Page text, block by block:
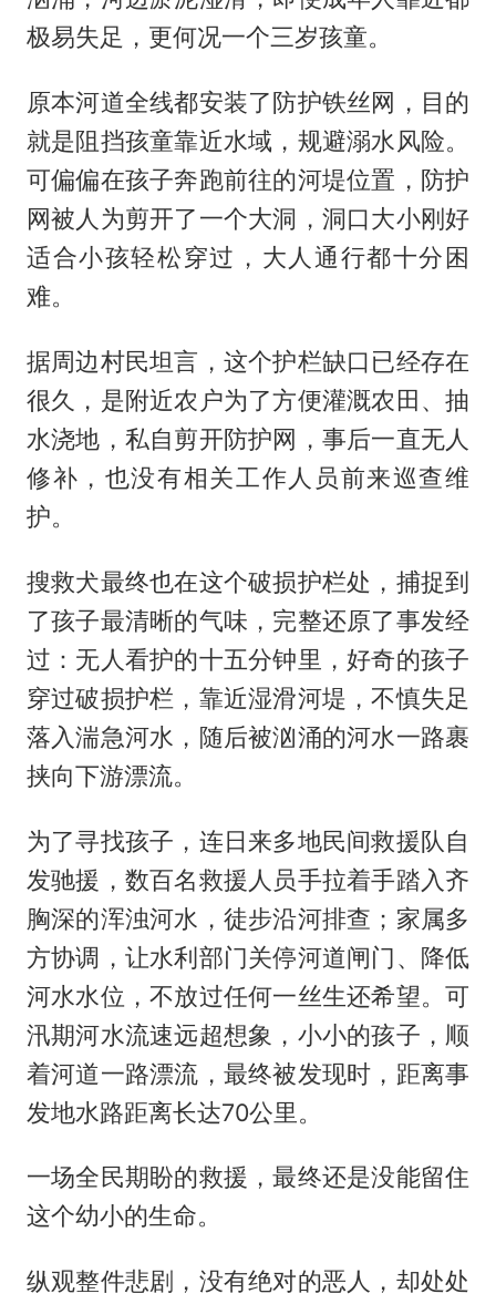
极易失足，更何况一个三岁孩童。
原本河道全线都安装了防护铁丝网，目的
就是阻挡孩童靠近水域，规避溺水风险。
可偏偏在孩子奔跑前往的河堤位置，防护
网被人为剪开了一个大洞，洞口大小刚好
适合小孩轻松穿过，大人通行都十分困
难。
据周边村民坦言，这个护栏缺口已经存在
很久，是附近农户为了方便灌溉农田、抽
水浇地，私自剪开防护网，事后一直无人
修补，也没有相关工作人员前来巡查维
护。
搜救犬最终也在这个破损护栏处，捕捉到
了孩子最清晰的气味，完整还原了事发经
过：无人看护的十五分钟里，好奇的孩子
穿过破损护栏，靠近湿滑河堤，不慎失足
落入湍急河水，随后被汹涌的河水一路裹
挟向下游漂流。
为了寻找孩子，连日来多地民间救援队自
发驰援，数百名救援人员手拉着手踏入齐
胸深的浑浊河水，徒步沿河排查；家属多
方协调，让水利部门关停河道闸门、降低
河水水位，不放过任何一丝生还希望。可
汛期河水流速远超想象，小小的孩子，顺
着河道一路漂流，最终被发现时，距离事
发地水路距离长达70公里。
一场全民期盼的救援，最终还是没能留住
这个幼小的生命。
纵观整件悲剧，没有绝对的恶人，却处处